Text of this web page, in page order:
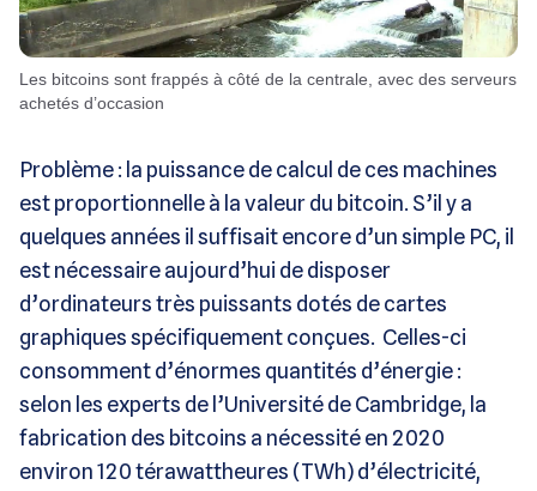
Les bitcoins sont frappés à côté de la centrale, avec des serveurs
achetés d’occasion
Problème : la puissance de calcul de ces machines
est proportionnelle à la valeur du bitcoin. S’il y a
quelques années il suffisait encore d’un simple PC, il
est nécessaire aujourd’hui de disposer
d’ordinateurs très puissants dotés de cartes
graphiques spécifiquement conçues. Celles-ci
consomment d’énormes quantités d’énergie :
selon les experts de l’Université de Cambridge, la
fabrication des bitcoins a nécessité en 2020
environ 120 térawattheures (TWh) d’électricité,